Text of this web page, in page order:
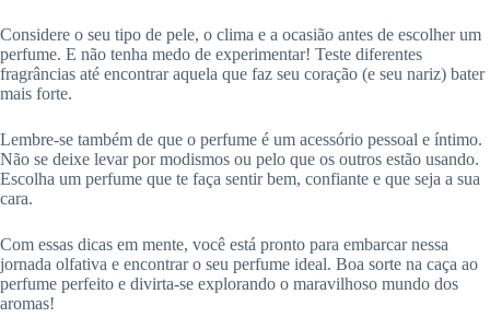
Considere o seu tipo de pele, o clima e a ocasião antes de escolher um
perfume. E não tenha medo de experimentar! Teste diferentes
fragrâncias até encontrar aquela que faz seu coração (e seu nariz) bater
mais forte.
Lembre-se também de que o perfume é um acessório pessoal e íntimo.
Não se deixe levar por modismos ou pelo que os outros estão usando.
Escolha um perfume que te faça sentir bem, confiante e que seja a sua
cara.
Com essas dicas em mente, você está pronto para embarcar nessa
jornada olfativa e encontrar o seu perfume ideal. Boa sorte na caça ao
perfume perfeito e divirta-se explorando o maravilhoso mundo dos
aromas!